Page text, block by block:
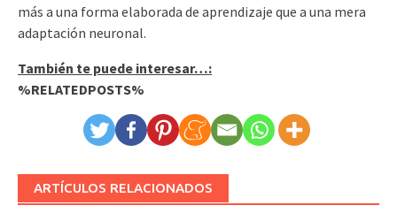
más a una forma elaborada de aprendizaje que a una mera
adaptación neuronal.
También te puede interesar…:
%RELATEDPOSTS%
ARTÍCULOS RELACIONADOS